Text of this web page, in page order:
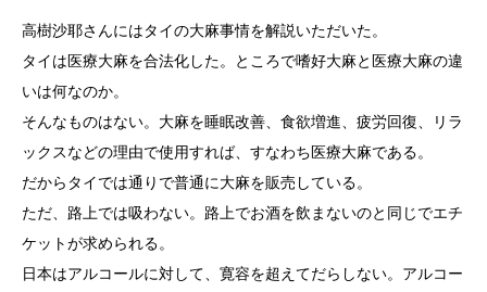
高樹沙耶さんにはタイの大麻事情を解説いただいた。
タイは医療大麻を合法化した。ところで嗜好大麻と医療大麻の違
いは何なのか。
そんなものはない。大麻を睡眠改善、食欲増進、疲労回復、リラ
ックスなどの理由で使用すれば、すなわち医療大麻である。
だからタイでは通りで普通に大麻を販売している。
ただ、路上では吸わない。路上でお酒を飲まないのと同じでエチ
ケットが求められる。
日本はアルコールに対して、寛容を超えてだらしない。アルコー